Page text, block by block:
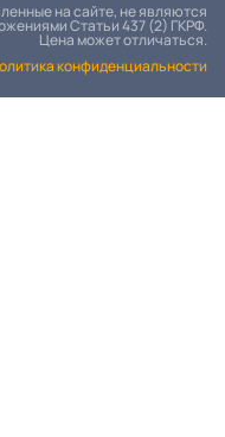
на сайте, не являются
Статьи 437 (2) ГКРФ.
Цена может отличаться.
конфиденциальности